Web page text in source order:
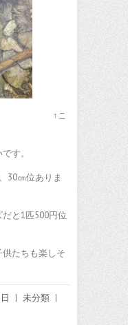
↑こ
す。
30㎝位ありま
と1匹500円位
たちも楽しそ
| 未分類 |